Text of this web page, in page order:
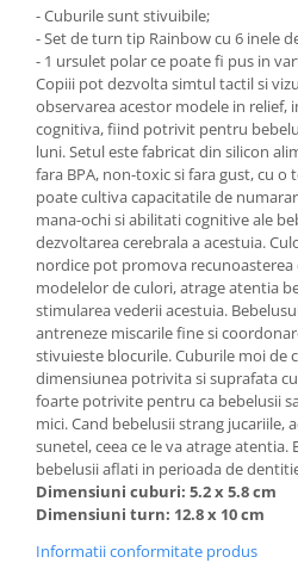
- Cuburile sunt stivuibile;
- Set de turn tip Rainbow cu 6 inele
- 1 ursulet polar ce poate fi pus in
Copiii pot dezvolta simtul tactil si
observarea acestor modele in
cognitiva, fiind potrivit pentru
luni. Setul este fabricat din silicon
fara BPA, non-toxic si fara gust, cu o
poate cultiva capacitatile de
mana-ochi si abilitati cognitive ale
dezvoltarea cerebrala a acestuia.
nordice pot promova recunoasterea
modelelor de culori, atrage atentia
stimularea vederii acestuia.
antreneze miscarile fine si
stivuieste blocurile. Cuburile moi de
dimensiunea potrivita si suprafata
foarte potrivite pentru ca bebelusii
mici. Cand bebelusii strang jucariile,
sunetel, ceea ce le va atrage atentia.
bebelusii aflati in perioada de
Dimensiuni cuburi: 5.2 x 5.8 cm
Dimensiuni turn: 12.8 x 10 cm
Informatii conformitate produs